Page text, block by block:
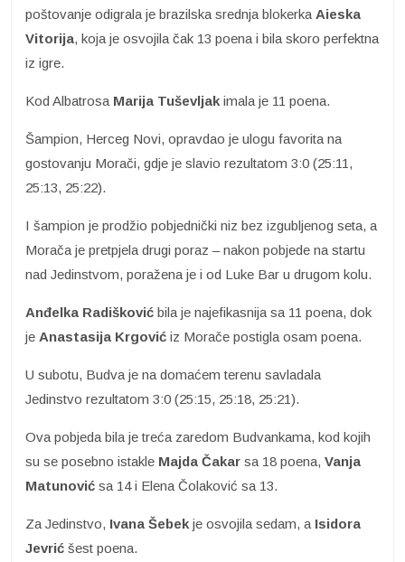
poštovanje odigrala je brazilska srednja blokerkaAieska
Vitorija, koja je osvojila čak 13 poena i bila skoro perfektna
iz igre.
Kod Albatrosa Marija Tuševljakimala je 11 poena.
Šampion, Herceg Novi, opravdao je ulogu favorita na
gostovanju Morači, gdje je slavio rezultatom 3:0 (25:11,
25:13, 25:22).
I šampion je prodžio pobjednički niz bez izgubljenog seta, a
Morača je pretpjela drugi poraz – nakon pobjede na startu
nad Jedinstvom, poražena je i od Luke Bar u drugom kolu.
Anđelka Radišković bila je najefikasnija sa 11 poena, dok
je Anastasija Krgović iz Morače postigla osam poena.
U subotu, Budva je na domaćem terenu savladala
Jedinstvo rezultatom 3:0 (25:15, 25:18, 25:21).
Ova pobjeda bila je treća zaredom Budvankama, kod kojih
su se posebno istakle Majda Čakar sa 18 poena, Vanja
Matunović sa 14 i Elena Čolaković sa 13.
Za Jedinstvo, Ivana Šebekje osvojila sedam, a Isidora
Jevrić šest poena.